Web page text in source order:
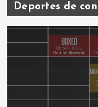
Deportes de